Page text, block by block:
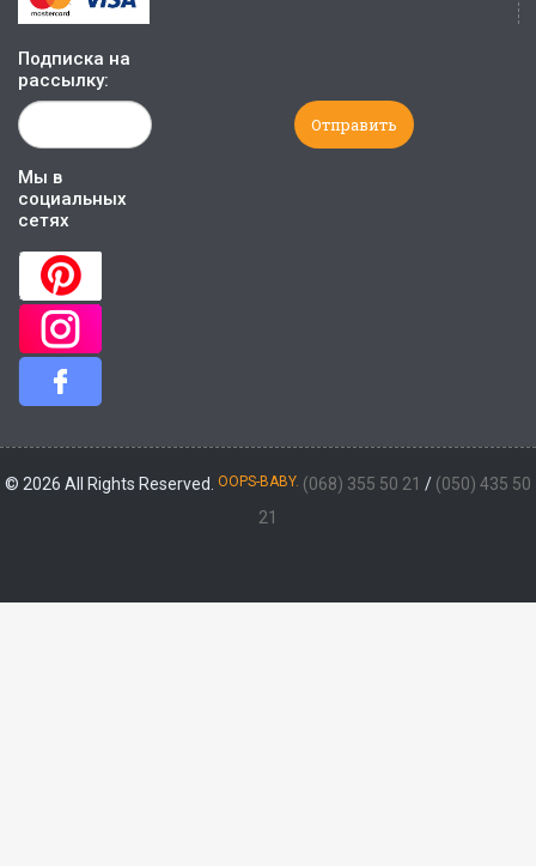
Подписка на
рассылку:
Мы в
социальных
сетях
© 2026 All Rights Reserved. OOPS-BABY. (068) 355 50 21 / (050) 435 50
21